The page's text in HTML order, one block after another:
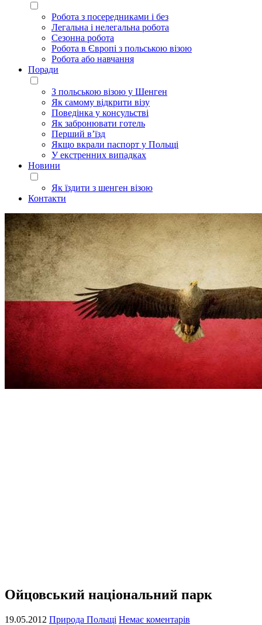
Робота з посередниками і без
Легальна і нелегальна робота
Сезонна робота
Робота в Європі з польською візою
Робота або навчання
Поради
З польською візою у Шенген
Як самому відкрити візу
Поведінка у консульстві
Як забронювати готель
Перший в’їзд
Якщо вкрали паспорт у Польщі
У екстренних випадках
Новини
Як їздити з шенген візою
Контакти
Ойцовський національний парк
19.05.2012 Природа Польщі Немає коментарів